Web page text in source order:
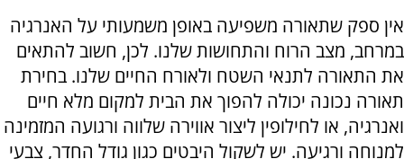
אין ספק שתאורה משפיעה באופן משמעותי על האנרגיה
במרחב, מצב הרוח והתחושות שלנו. לכן, חשוב להתאים
את התאורה לתנאי השטח ולאורח החיים שלנו. בחירת
תאורה נכונה יכולה להפוך את הבית למקום מלא חיים
ואנרגיה, או לחילופין ליצור אווירה שלווה ורגועה המזמינה
למנוחה ורגיעה. יש לשקול היבטים כגון גודל החדר, צבעי